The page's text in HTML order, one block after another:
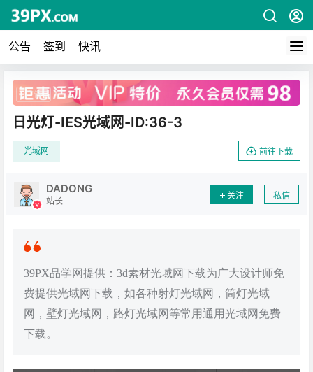
公告 签到 快讯
广告
日光灯-IES光域网-ID:36-3
光域网 前往下载
DADONG
站长
关注 私信
39PX品学网提供：3d素材光域网下载为广大设计师免
费提供光域网下载，如各种射灯光域网，筒灯光域
网，壁灯光域网，路灯光域网等常用通用光域网免费
下载。